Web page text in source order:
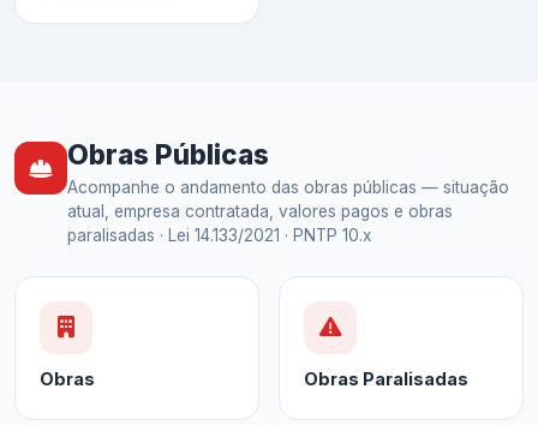
Obras Públicas
Acompanhe o andamento das obras públicas — situação
atual, empresa contratada, valores pagos e obras
paralisadas · Lei 14.133/2021 · PNTP 10.x
Obras Obras Paralisadas